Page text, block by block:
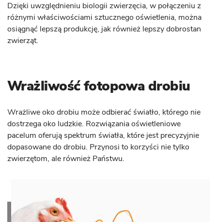
Dzięki uwzględnieniu biologii zwierzęcia, w połączeniu z
różnymi właściwościami sztucznego oświetlenia, można
osiągnąć lepszą produkcję, jak również lepszy dobrostan
zwierząt.
Wrażliwość fotopowa drobiu
Wrażliwe oko drobiu może odbierać światło, którego nie
dostrzega oko ludzkie. Rozwiązania oświetleniowe
pacelum oferują spektrum światła, które jest precyzyjnie
dopasowane do drobiu. Przynosi to korzyści nie tylko
zwierzętom, ale również Państwu.